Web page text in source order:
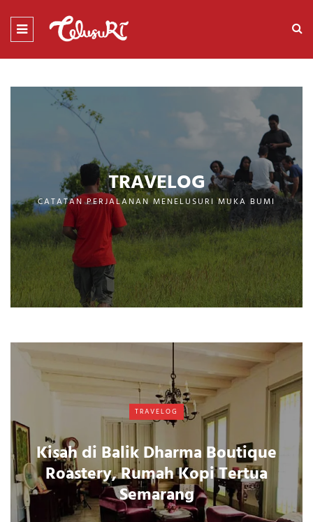
TRAVELOG
CATATAN PERJALANAN MENELUSURI MUKA BUMI
TRAVELOG
Kisah di Balik Dharma Boutique
Roastery, Rumah Kopi Tertua
Semarang